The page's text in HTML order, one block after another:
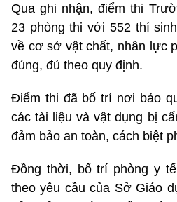
Qua ghi nhận, điểm thi
23 phòng thi với 552 thí
về cơ sở vật chất, nhân lực
đúng, đủ theo quy định.
Điểm thi đã bố trí nơi bảo
các tài liệu và vật dụng bị
đảm bảo an toàn, cách biệt
Đồng thời, bố trí phòng y
theo yêu cầu của Sở Giáo